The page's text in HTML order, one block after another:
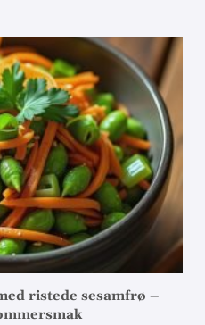
ristede sesamfrø –